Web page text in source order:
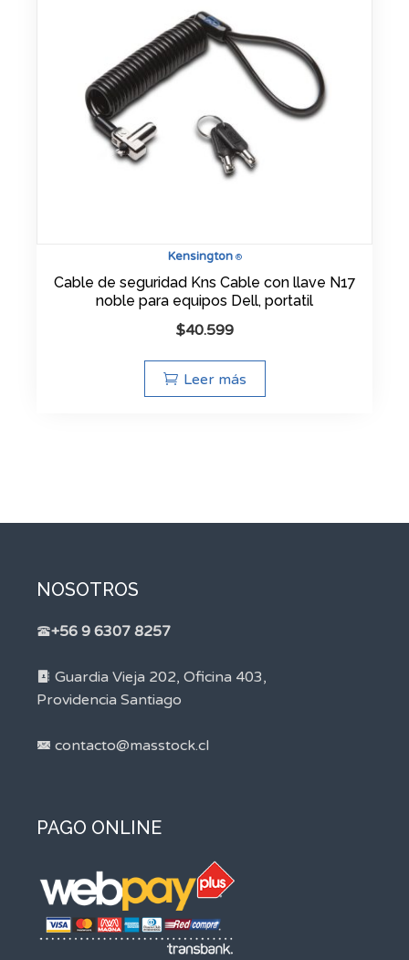
Kensington®
Cable de seguridad Kns Cable con llave N17
noble para equipos Dell, portatil
$40.599
Leer más
NOSOTROS
+56 9 6307 8257
Guardia Vieja 202, Oficina 403,
Providencia Santiago
contacto@masstock.cl
PAGO ONLINE